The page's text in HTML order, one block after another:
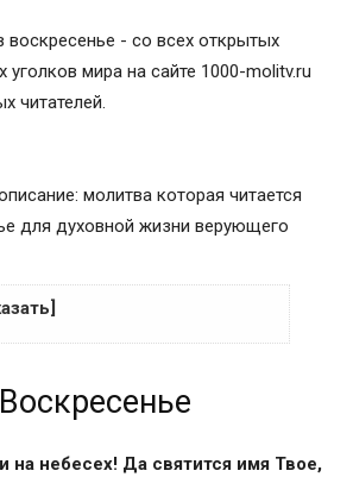
воскресенье - со всех открытых
уголков мира на сайте 1000-molitv.ru
читателей.
молитва которая читается
для духовной жизни верующего
молитву
на небесех! Да святится имя Твое,